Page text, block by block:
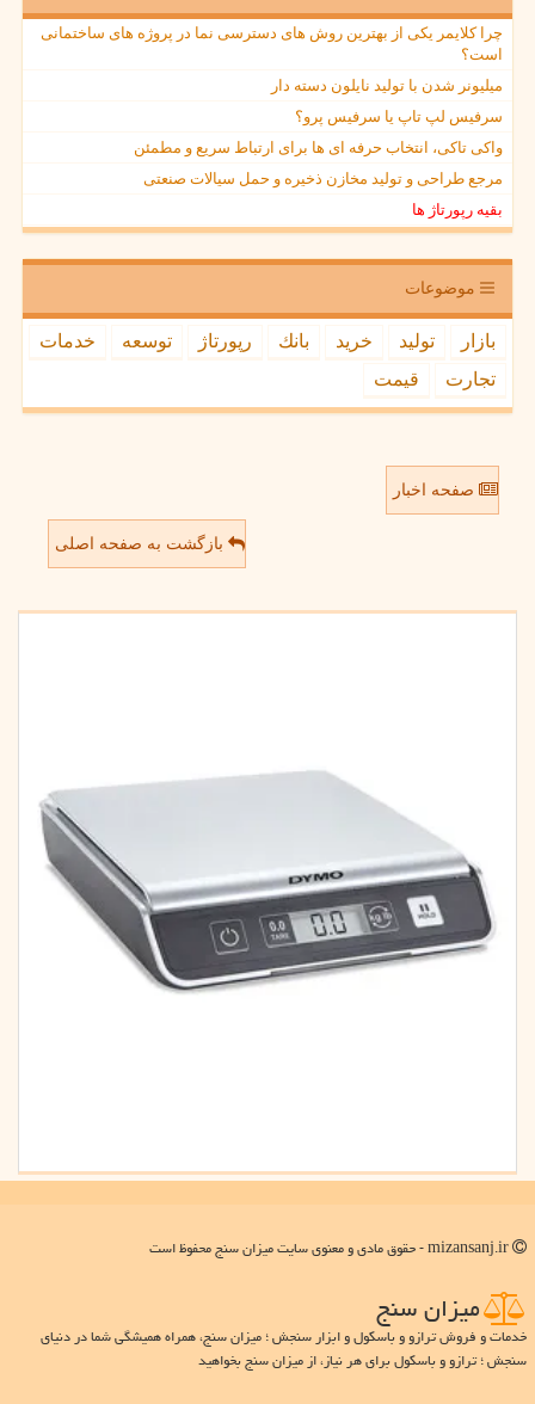
چرا کلایمر یکی از بهترین روش های دسترسی نما در پروژه های ساختمانی
است؟
میلیونر شدن با تولید نایلون دسته دار
سرفیس لپ تاپ یا سرفیس پرو؟
واکی تاکی، انتخاب حرفه ای ها برای ارتباط سریع و مطمئن
مرجع طراحی و تولید مخازن ذخیره و حمل سیالات صنعتی
بقیه رپورتاژ ها
موضوعات
بازار تولید خرید بانك رپورتاژ توسعه
خدمات
تجارت
قیمت
صفحه اخبار
بازگشت به صفحه اصلی
میزان سنج
خدمات و فروش ترازو و باسکول و ابزار سنجش ؛ میزان سنج، همراه همیشگی شما در دنیای
سنجش ؛ ترازو و باسکول برای هر نیاز، از میزان سنج بخواهید